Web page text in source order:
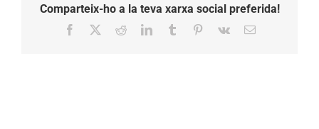
Comparteix-ho a la teva xarxa social preferida!
Facebook RedditLinkedInTumblr Pinterest
Vk Email: